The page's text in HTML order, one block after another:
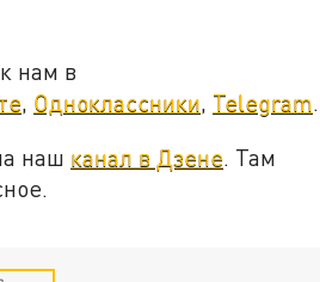
нам в
, Одноклассники, Telegram.
наш канал в Дзене . Там